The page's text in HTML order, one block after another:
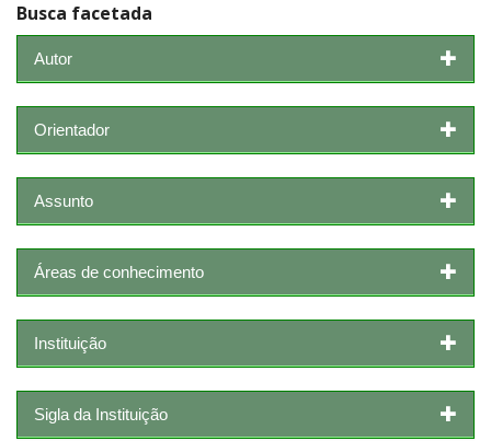
Busca facetada
Autor
Orientador
Assunto
Áreas de conhecimento
Instituição
Sigla da Instituição